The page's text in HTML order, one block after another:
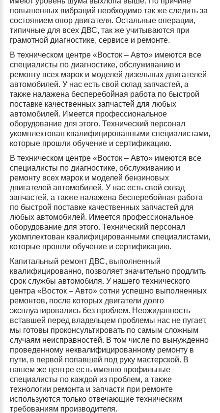
повышенных вибраций необходимо так же следить за
состоянием опор двигателя. Остальные операции,
типичные для всех ДВС, так же учитываются при
грамотной диагностике, сервисе и ремонте.
В техническом центре «Восток – Авто» имеются все
специалисты по диагностике, обслуживанию и
ремонту всех марок и моделей дизельных двигателей
автомобилей. У нас есть свой склад запчастей, а
также налажена бесперебойная работа по быстрой
поставке качественных запчастей для любых
автомобилей. Имеется профессиональное
оборудование для этого. Технический персонал
укомплектован квалифицированными специалистами,
которые прошли обучение и сертификацию.
В техническом центре «Восток – Авто» имеются все
специалисты по диагностике, обслуживанию и
ремонту всех марок и моделей бензиновых
двигателей автомобилей. У нас есть свой склад
запчастей, а также налажена бесперебойная работа
по быстрой поставке качественных запчастей для
любых автомобилей. Имеется профессиональное
оборудование для этого. Технический персонал
укомплектован квалифицированными специалистами,
которые прошли обучение и сертификацию.
Капитальный ремонт ДВС, выполненный
квалифицированно, позволяет значительно продлить
срок службы автомобиля. У нашего технического
центра «Восток – Авто» сотни успешно выполненных
ремонтов, после которых двигатели долго
эксплуатировались без проблем. Неожиданность
вставшей перед владельцем проблемы нас не пугает,
мы готовы проконсультировать по самым сложным
случаям неисправностей. В том числе по вынужденно
проведенному неквалифицированному ремонту в
пути, в первой попавшей под руку мастерской. В
нашем же центре есть именно профильные
специалисты по каждой из проблем, а также
технологии ремонта и запчасти при ремонте
используются только отвечающие техническим
требованиям производителя.